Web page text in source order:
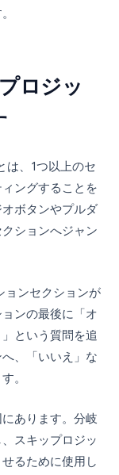
ロジッ
は、1つ以上のセ
ングすることを
ボタンやプルダ
ションへジャン
ョンセクションが
ンの最後に「オ
という質問を追
、「いいえ」な
。
あります。分岐
スキップロジッ
るために使用し